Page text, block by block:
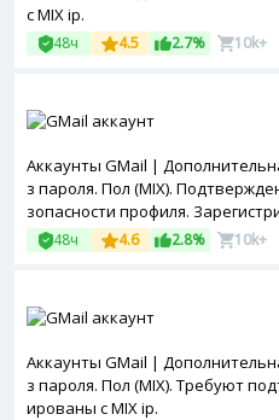
с MIX ip.
48ч 4.5 2.7% 10k+
Аккаунты GMail |
з пароля. Пол (MIX).
зопасности профиля.
48ч 4.6 2.8% 10k+
Аккаунты GMail |
з пароля. Пол (MIX). Требуют
ированы с MIX ip.